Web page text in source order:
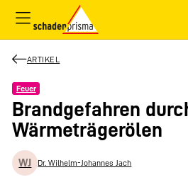
ARTIKEL
Feuer
Brandgefahren
Wärmeträgerölen
WJ Dr. Wilhelm-Johannes Jach